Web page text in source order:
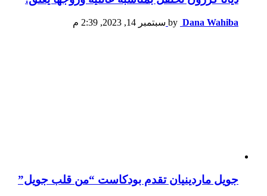
by Dana Wahiba سبتمبر 14, 2023, 2:39 م
جويل ماردينيان تقدم بودكاست “من قلب جويل”